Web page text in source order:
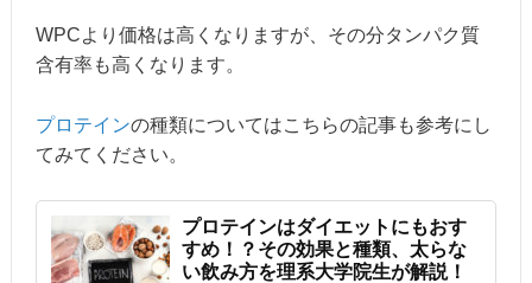
WPCより価格は高くなりますが、その分タンパク質
含有率も高くなります。
プロテインの種類についてはこちらの記事も参考にし
てみてください。
プロテインはダイエットにもおす
すめ！？その効果と種類、太らな
い飲み方を理系大学院生が解説！